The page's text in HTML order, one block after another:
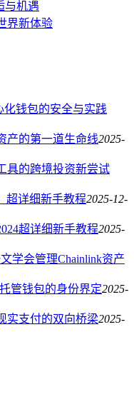
与机遇
界新体验
化钱包的安全与实践
产的第一道生命线2025-
具的跨境投资新尝试
超详细新手教程2025-12-
超详细新手教程2025-
学会管理Chainlink资产
管钱包的身份界定2025-
实支付的双向桥梁2025-